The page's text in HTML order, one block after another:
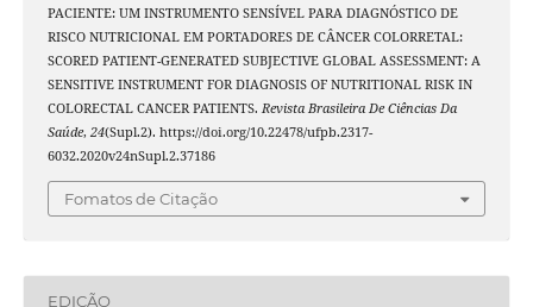
PACIENTE: UM INSTRUMENTO SENSÍVEL PARA DIAGNÓSTICO DE
RISCO NUTRICIONAL EM PORTADORES DE CÂNCER COLORRETAL:
SCORED PATIENT-GENERATED SUBJECTIVE GLOBAL ASSESSMENT: A
SENSITIVE INSTRUMENT FOR DIAGNOSIS OF NUTRITIONAL RISK IN
COLORECTAL CANCER PATIENTS. Revista Brasileira De Ciências Da
Saúde, 24(Supl.2). https://doi.org/10.22478/ufpb.2317-
6032.2020v24nSupl.2.37186
Fomatos de Citação
EDIÇÃO